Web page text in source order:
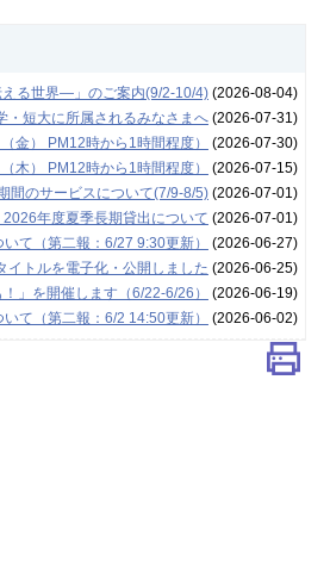
える世界―」のご案内(9/2-10/4)(2026-08-04)
・短大に所属されるみなさまへ(2026-07-31)
金） PM12時から1時間程度）
(2026-07-30)
木） PM12時から1時間程度）
(2026-07-15)
間のサービスについて(7/9-8/5)(2026-07-01)
2026年度夏季長期貸出について (2026-07-01)
て（第二報：6/27 9:30更新）
(2026-06-27)
イトルを電子化・公開しました (2026-06-25)
」を開催します（6/22-6/26）
(2026-06-19)
て（第二報：6/2 14:50更新）
(2026-06-02)